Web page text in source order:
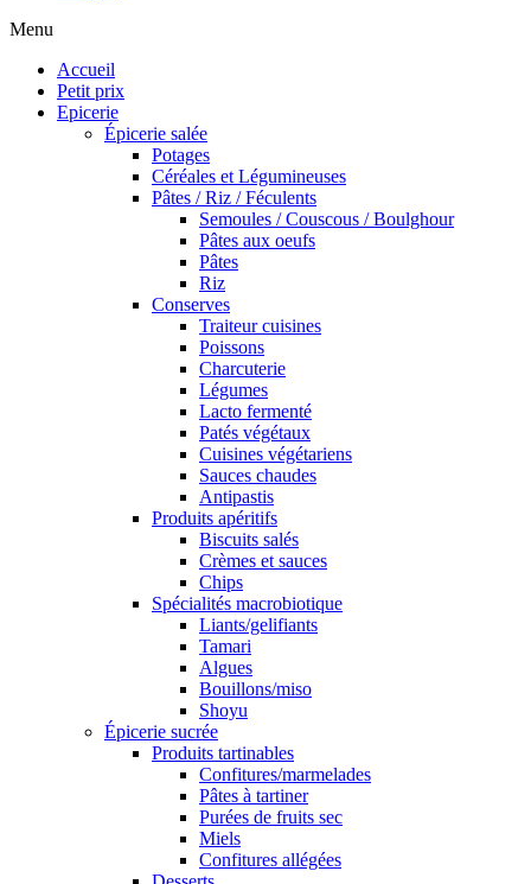
Menu
Accueil
Petit prix
Epicerie
Épicerie salée
Potages
Céréales et Légumineuses
Pâtes / Riz / Féculents
Semoules / Couscous / Boulghour
Pâtes aux oeufs
Pâtes
Riz
Conserves
Traiteur cuisines
Poissons
Charcuterie
Légumes
Lacto fermenté
Patés végétaux
Cuisines végétariens
Sauces chaudes
Antipastis
Produits apéritifs
Biscuits salés
Crèmes et sauces
Chips
Spécialités macrobiotique
Liants/gelifiants
Tamari
Algues
Bouillons/miso
Shoyu
Épicerie sucrée
Produits tartinables
Confitures/marmelades
Pâtes à tartiner
Purées de fruits sec
Miels
Confitures allégées